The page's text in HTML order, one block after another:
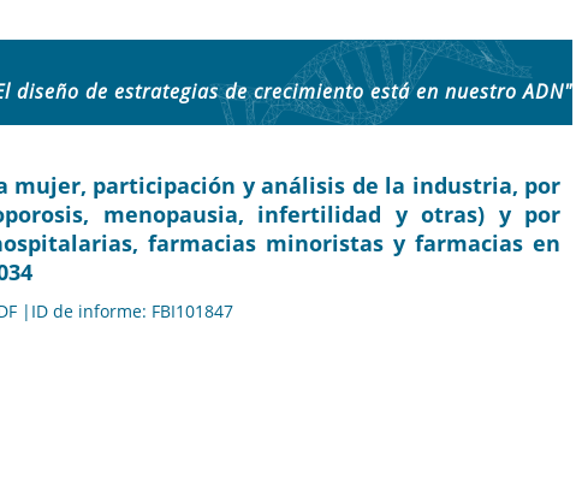
diseño de estrategias de crecimiento está en nuestro ADN"
mujer, participación y análisis de la industria, por
menopausia, infertilidad y otras) y por
farmacias minoristas y farmacias en
|ID de informe: FBI101847